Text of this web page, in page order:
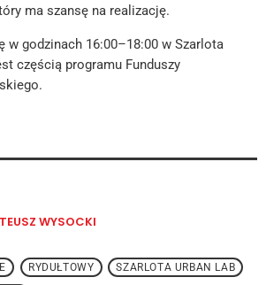
ma szansę na realizację.
w godzinach 16:00–18:00 w Szarlota
częścią programu Funduszy
WYSOCKI
RYDUŁTOWY SZARLOTA URBAN LAB